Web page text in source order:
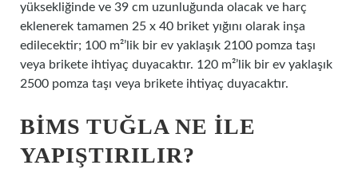
yüksekliğinde ve 39 cm uzunluğunda olacak ve harç
eklenerek tamamen 25 x 40 briket yığını olarak inşa
edilecektir; 100 m²’lik bir ev yaklaşık 2100 pomza taşı
veya brikete ihtiyaç duyacaktır. 120 m²’lik bir ev yaklaşık
2500 pomza taşı veya brikete ihtiyaç duyacaktır.
BIMS TUĞLA NE ILE
YAPIŞTIRILIR?